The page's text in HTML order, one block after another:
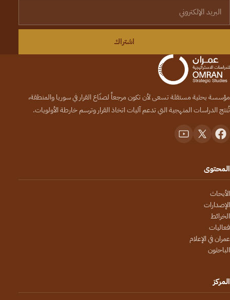
اشتراك
مؤسسة بحثية مستقلة تسعى لأن تكون مرجعاً لصنّاع القرار في سوريا والمنطقة،
تُنتج الدراسات المنهجية التي تدعم آليات اتخاذ القرار وترسم خارطة الأولويات.
المحتوى
الأبحاث
الإصدارات
الخرائط
فعاليات
عمران في الإعلام
الباحثون
المركز